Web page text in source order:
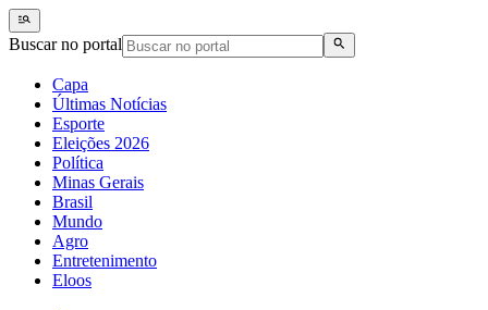
Buscar no portal
Capa
Últimas Notícias
Esporte
Eleições 2026
Política
Minas Gerais
Brasil
Mundo
Agro
Entretenimento
Eloos